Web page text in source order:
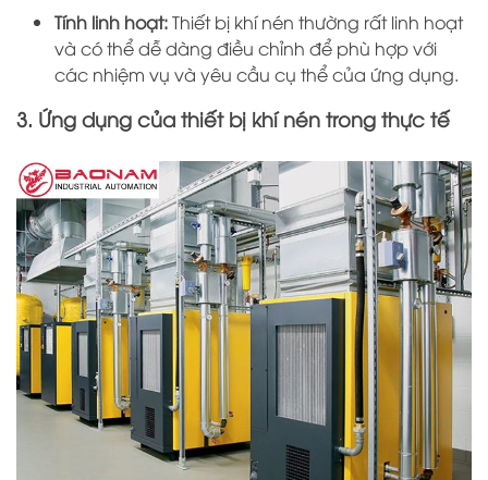
Tính linh hoạt:Thiết bị khí nén thường rất linh hoạt
và có thể dễ dàng điều chỉnh để phù hợp với
các nhiệm vụ và yêu cầu cụ thể của ứng dụng.
3. Ứng dụng của thiết bị khí nén trong thực tế